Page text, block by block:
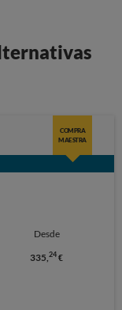
COMPRA
MAESTRA
Desde
335,24 €